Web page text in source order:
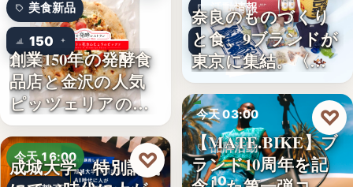
美食新品
150
創業150年の発酵食
品店と金沢の人気
ピッツェリアのコ
ラボ…
今天 16:00
成城大学、特別講義
♡
活動情報
9
奈良のものづくり
と食、9ブランドが
東京に集結。〈…
今天 03:00
品牌活動
10
【MATE.BIKE】ブ
ランド10周年を記
♡